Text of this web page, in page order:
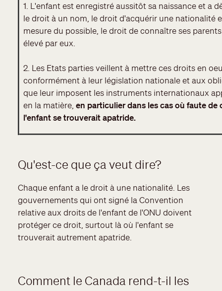
1. L'enfant est enregistré aussitôt sa naissance et a
le droit à un nom, le droit d'acquérir une nationalité
mesure du possible, le droit de connaître ses
élevé par eux.
2. Les Etats parties veillent à mettre ces droits en
conformément à leur législation nationale et aux
que leur imposent les instruments internationaux
en la matière, en particulier dans les cas où faute de
l'enfant se trouverait apatride.
Qu'est-ce que ça veut dire?
Chaque enfant a le droit à une nationalité. Les
gouvernements qui ont signé la Convention
relative aux droits de l'enfant de l'ONU doivent
protéger ce droit, surtout là où l'enfant se
trouverait autrement apatride.
Comment le Canada rend-t-il les